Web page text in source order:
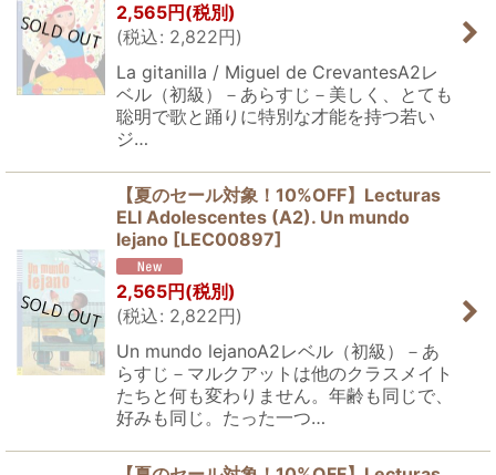
2,565円 (税別)
(税込: 2,822円)
La gitanilla / Miguel de CrevantesA2レ
ベル（初級）－あらすじ－美しく、とても
聡明で歌と踊りに特別な才能を持つ若い
ジ…
【夏のセール対象！10%OFF】Lecturas
ELI Adolescentes (A2). Un mundo
lejano [LEC00897]
2,565円 (税別)
(税込: 2,822円)
Un mundo lejanoA2レベル（初級）－あ
らすじ－マルクアットは他のクラスメイト
たちと何も変わりません。年齢も同じで、
好みも同じ。たった一つ…